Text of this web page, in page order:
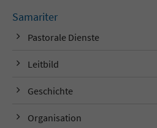
Samariter
Pastorale Dienste
Leitbild
Geschichte
Organisation